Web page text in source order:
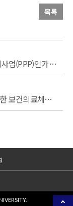
목록
소외 열대성 질환을 위한 해결책은 민관협력사업(PPP)인가?: 체계적인 리뷰
서아프리카에서의 모자보건 성과 향상을 위한 보건의료체계 요인들